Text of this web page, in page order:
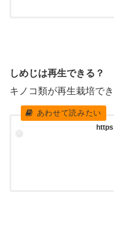
しめじは再生できる？
キノコ類が再生栽培で